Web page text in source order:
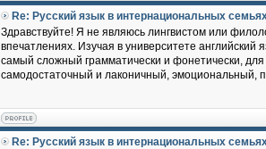
Re: Русский язык в интернациональных
Здравствуйте! Я не являюсь лингвистом или
впечатлениях. Изучая в университете английский
самый сложный грамматически и фонетически, для
самодостаточный и лаконичный, эмоциональный,
Re: Русский язык в интернациональных